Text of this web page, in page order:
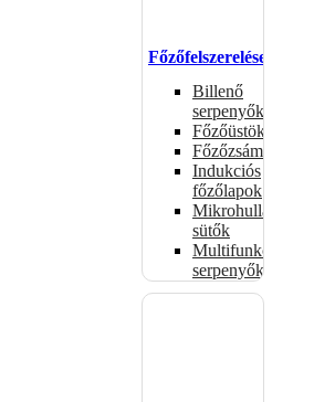
Főzőfelszerelések
Billenő
serpenyők
Főzőüstök
Főzőzsámolyok
Indukciós
főzőlapok
Mikrohullámú
sütők
Multifunkciós
serpenyők